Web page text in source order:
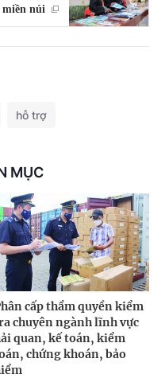
miền núi
hỗ trợ
MỤC
cấp thẩm quyền kiểm
chuyên ngành lĩnh vực
quan, kế toán, kiểm
chứng khoán, bảo